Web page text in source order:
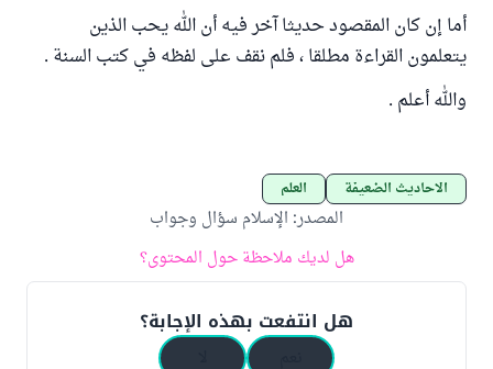
أما إن كان المقصود حديثا آخر فيه أن الله يحب الذين
يتعلمون القراءة مطلقا ، فلم نقف على لفظه في كتب السنة .
والله أعلم .
الأحاديث الضعيفة العلم
المصدر: الإسلام سؤال وجواب
هل لديك ملاحظة حول المحتوى؟
هل انتفعت بهذه الإجابة؟